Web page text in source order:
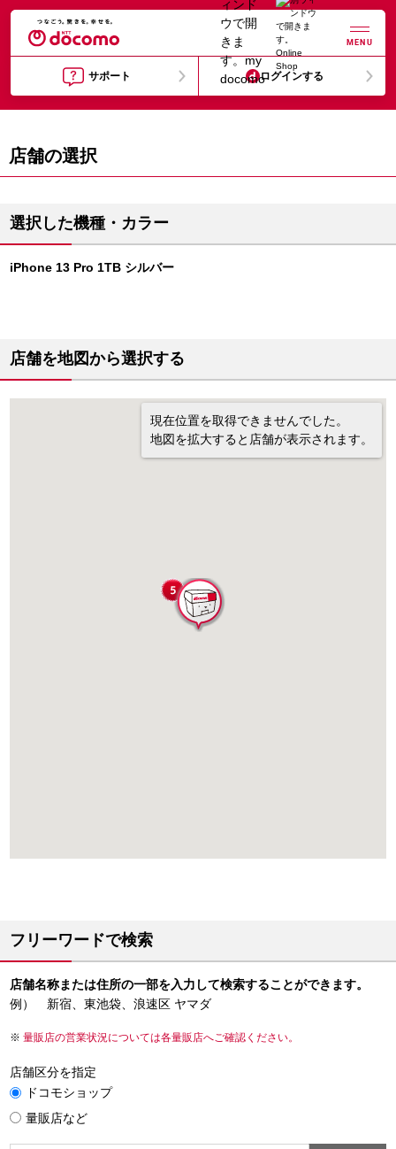
MENU
サポート ログインする
店舗の選択
選択した機種・カラー
iPhone 13 Pro 1TB シルバー
店舗を地図から選択する
現在位置を取得できませんでした。
地図を拡大すると店舗が表示されます。
フリーワードで検索
店舗名称または住所の一部を入力して検索することができます。
例） 新宿、東池袋、浪速区 ヤマダ
量販店の営業状況については各量販店へご確認ください。
店舗区分を指定
ドコモショップ
量販店など